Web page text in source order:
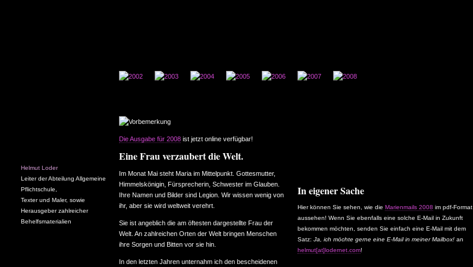
Helmut Loder
Leiter der Abteilung Allgemeine
Pflichtschule,
Texter und Maler, sowie
Herausgeber zahlreicher
Behelfsmaterialien
In eigener Sache
Hier können Sie sehen, wie die Marienmails 2008 im pdf-Format
aussehen! Wenn Sie ebenfalls eine solche E-Mail in Zukunft
bekommen möchten, senden Sie einfach eine E-Mail mit dem
Satz: Ja, ich möchte gerne eine E-Mail in meiner Mailbox! an
helmut[at]lodernet.com!
Die Ausgabe für 2008 ist jetzt online verfügbar!
Eine Frau verzaubert die Welt.
Im Monat Mai steht Maria im Mittelpunkt. Gottesmutter,
Himmelskönigin, Fürsprecherin, Schwester im Glauben.
Ihre Namen und Bilder sind Legion. Wir wissen wenig von
ihr, aber sie wird weltweit verehrt.
Sie ist angeblich die am öftesten dargestellte Frau der
Welt. An zahlreichen Orten der Welt bringen Menschen
ihre Sorgen und Bitten vor sie hin.
In den letzten Jahren unternahm ich den bescheidenen